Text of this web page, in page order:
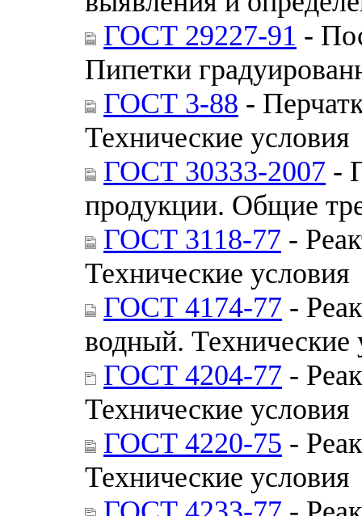
ГОСТ 29227-91 -
Пипетки
ГОСТ 3-88 -
Технические условия
ГОСТ 30333-2007 -
продукции. Общие
ГОСТ 3118-77 -
Технические условия
ГОСТ 4174-77 -
водный. Технические
ГОСТ 4204-77 -
Технические условия
ГОСТ 4220-75 -
Технические условия